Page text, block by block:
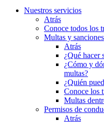
Nuestros servicios
Atrás
Conoce todos los
Multas y sanciones
Atrás
¿Qué hacer
¿Cómo y
multas?
¿Quién
Conoce los
Multas
Permisos de
Atrás